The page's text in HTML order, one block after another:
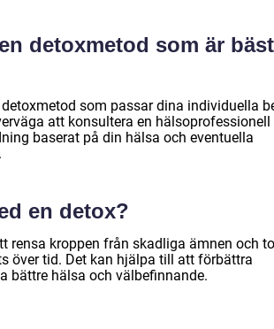
detoxmetod som är bäst
som passar dina individuella
att konsultera en hälsoprofessionell
baserat på din hälsa och eventuella
en detox?
rensa kroppen från skadliga ämnen och
över tid. Det kan hjälpa till att förbättra
bättre hälsa och välbefinnande.